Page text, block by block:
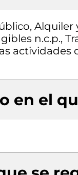
n.c.p.,
actividades
en el